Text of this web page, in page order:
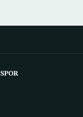
SPOR